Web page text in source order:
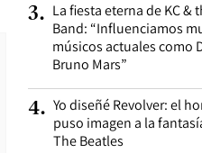
3. La fiesta eterna de KC &
Band: “Influenciamos
músicos actuales como
Bruno Mars”
4. Yo diseñé Revolver: el
puso imagen a la
The Beatles